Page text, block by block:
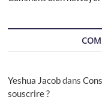
Yeshua Jacobdans
souscrire ?